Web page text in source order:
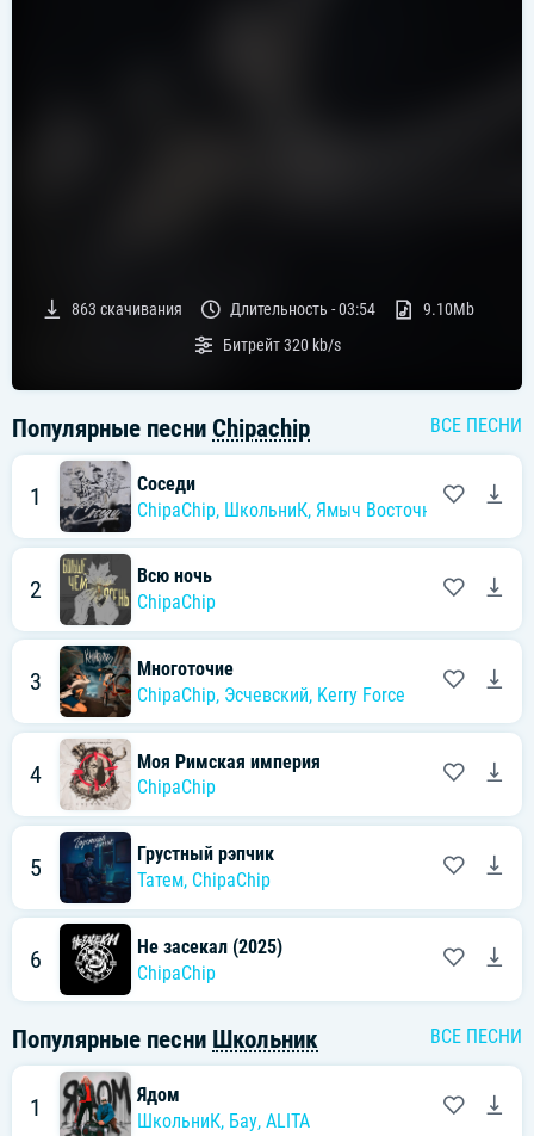
863 скачивания Длительность -03:54
9.10Mb
Битрейт320 kb/s
Популярные песни Chipachip ВСЕ ПЕСНИ
1
Соседи
ChipaChip, ШкольниК, Ямыч Восточный Округ
2
Всю ночь
ChipaChip
3
Многоточие
ChipaChip, Эсчевский, Kerry Force
4
Моя Римская империя
ChipaChip
5
Грустный рэпчик
Татем, ChipaChip
6
Не засекал (2025)
ChipaChip
Популярные песни Школьник ВСЕ ПЕСНИ
1
Ядом
ШкольниК, Бау, ALITA